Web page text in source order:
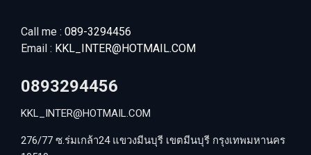
Call me : 089-3294456
Email : KKL_INTER@HOTMAIL.COM
0893294456
KKL_INTER@HOTMAIL.COM
276/77 ซ.ร่มเกล้า24 แขวงมีนบุรี เขตมีนบุรี กรุงเทพมหานคร